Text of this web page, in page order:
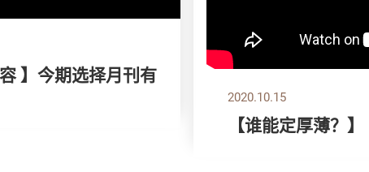
】今期选择月刊有
2020.10.15
【谁能定厚薄？】